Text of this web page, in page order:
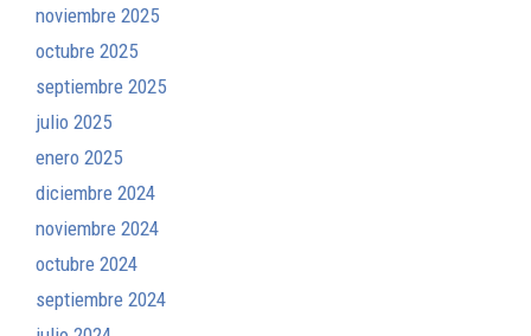
noviembre 2025
octubre 2025
septiembre 2025
julio 2025
enero 2025
diciembre 2024
noviembre 2024
octubre 2024
septiembre 2024